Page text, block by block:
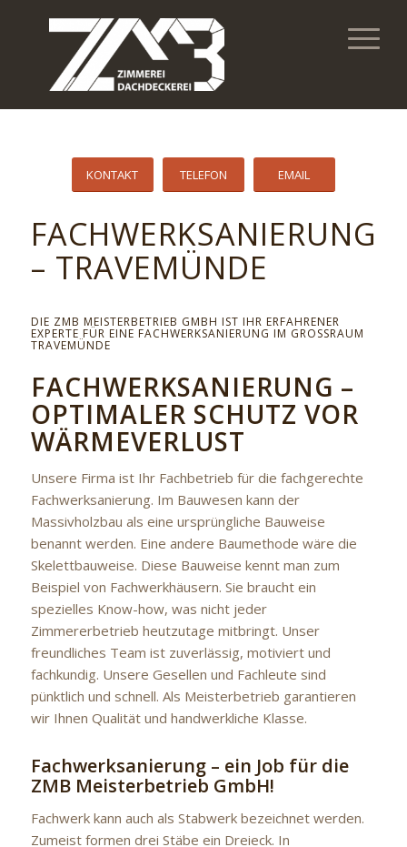
KONTAKT TELEFON EMAIL
FACHWERKSANIERUNG
– TRAVEMÜNDE
DIE ZMB MEISTERBETRIEB GMBH IST IHR ERFAHRENER
EXPERTE FÜR EINE FACHWERKSANIERUNG IM GROSSRAUM T
RAVEMÜNDE
FACHWERKSANIERUNG –
OPTIMALER SCHUTZ VOR
WÄRMEVERLUST
Unsere Firma ist Ihr Fachbetrieb für die fachgerechte
Fachwerksanierung. Im Bauwesen kann der
Massivholzbau als eine ursprüngliche Bauweise
benannt werden. Eine andere Baumethode wäre die
Skelettbauweise. Diese Bauweise kennt man zum
Beispiel von Fachwerkhäusern. Sie braucht ein
spezielles Know-how, was nicht jeder
Zimmererbetrieb heutzutage mitbringt. Unser
freundliches Team ist zuverlässig, motiviert und
fachkundig. Unsere Gesellen und Fachleute sind
pünktlich und schnell. Als Meisterbetrieb garantieren
wir Ihnen Qualität und handwerkliche Klasse.
Fachwerksanierung – ein Job für die
ZMB Meisterbetrieb GmbH!
Fachwerk kann auch als Stabwerk bezeichnet werden.
Zumeist formen drei Stäbe ein Dreieck. In